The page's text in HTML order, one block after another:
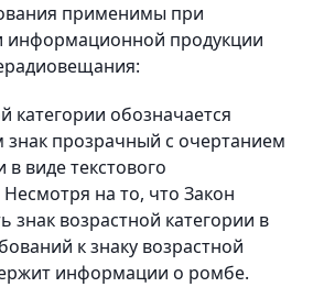
применимы при
информационной продукции
категории обозначается
прозрачный с очертанием
в виде текстового
на то, что Закон
знак возрастной категории в
к знаку возрастной
информации о ромбе.